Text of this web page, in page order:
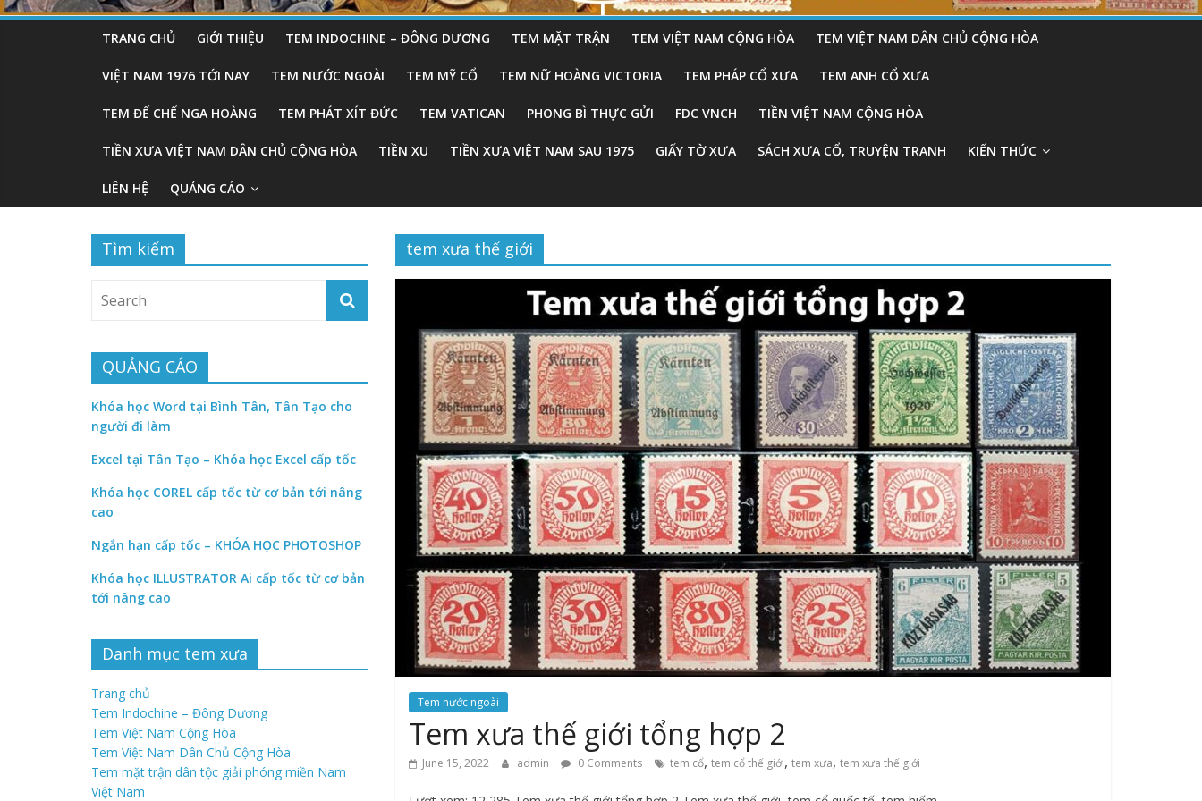
TRANG CHỦ GIỚI THIỆU TEM INDOCHINE – ĐÔNG DƯƠNG TEM MẶT TRẬN TEM VIỆT NAM CỘNG HÒA TEM VIỆT NAM DÂN CHỦ CỘNG HÒA
VIỆT NAM 1976 TỚI NAY TEM NƯỚC NGOÀI TEM MỸ CỔ TEM NỮ HOÀNG VICTORIA TEM PHÁP CỔ XƯA TEM ANH CỔ XƯA
TEM ĐẾ CHẾ NGA HOÀNG TEM PHÁT XÍT ĐỨC TEM VATICAN PHONG BÌ THỰC GỬI FDC VNCH TIỀN VIỆT NAM CỘNG HÒA
TIỀN XƯA VIỆT NAM DÂN CHỦ CỘNG HÒA TIỀN XU TIỀN XƯA VIỆT NAM SAU 1975 GIẤY TỜ XƯA SÁCH XƯA CỔ, TRUYỆN TRANH KIẾN THỨC
LIÊN HỆ QUẢNG CÁO
tem xưa thế giới
Tem nước ngoài
Tem xưa thế giới tổng hợp 2
June 15, 2022 admin 0 Comments tem cổ, tem cổ thế giới, tem xưa, tem xưa thế giới
Tìm kiếm
QUẢNG CÁO
Khóa học Word tại Bình Tân, Tân Tạo cho
người đi làm
Excel tại Tân Tạo – Khóa học Excel cấp tốc
Khóa học COREL cấp tốc từ cơ bản tới nâng
cao
Ngắn hạn cấp tốc – KHÓA HỌC PHOTOSHOP
Khóa học ILLUSTRATOR Ai cấp tốc từ cơ bản
tới nâng cao
Danh mục tem xưa
Trang chủ
Tem Indochine – Đông Dương
Tem Việt Nam Cộng Hòa
Tem Việt Nam Dân Chủ Cộng Hòa
Tem mặt trận dân tộc giải phóng miền Nam
Việt Nam